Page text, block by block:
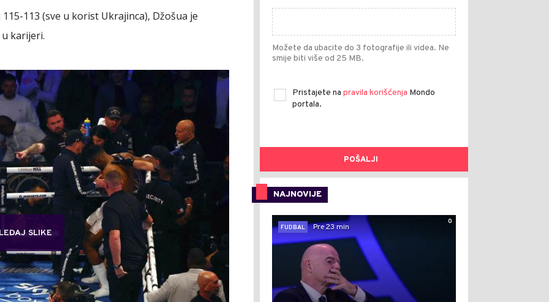
113 (sve u korist Ukrajinca), Džošua je
karijeri.
SLIKE
Možete da ubacite do 3 fotografije ili videa. Ne
smije biti više od 25 MB.
Pristajete na pravila korišćenja Mondo
portala.
POŠALJI
NAJNOVIJE
0
FUDBAL
Pre 23 min